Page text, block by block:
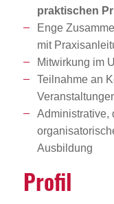
praktischen
Enge
mit
Mitwirkung im
Teilnahme an
Administrative,
Ausbildung
Profil